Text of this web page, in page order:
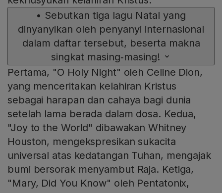
• Sebutkan tiga lagu Natal yang
dinyanyikan oleh penyanyi internasional
dalam daftar tersebut, beserta makna
singkat masing‑masing!
Pertama, "O Holy Night" oleh Celine Dion,
yang menceritakan kelahiran Kristus
sebagai harapan dan cahaya bagi dunia
setelah lama berada dalam dosa. Kedua,
"Joy to the World" dibawakan Whitney
Houston, mengekspresikan sukacita
universal atas kedatangan Tuhan, mengajak
bumi bersorak menyambut Raja. Ketiga,
"Mary, Did You Know" oleh Pentatonix,